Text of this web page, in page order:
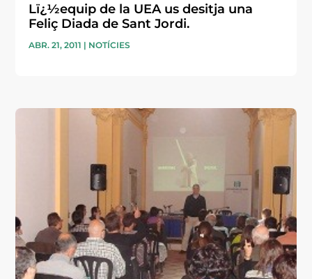
Lï¿½equip de la UEA us desitja una
Feliç Diada de Sant Jordi.
ABR. 21, 2011 | NOTÍCIES